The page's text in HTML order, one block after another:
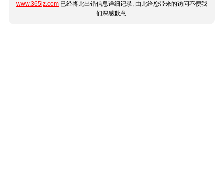
www.365jz.com 已经将此出错信息详细记录, 由此给您带来的访问不便我
们深感歉意.